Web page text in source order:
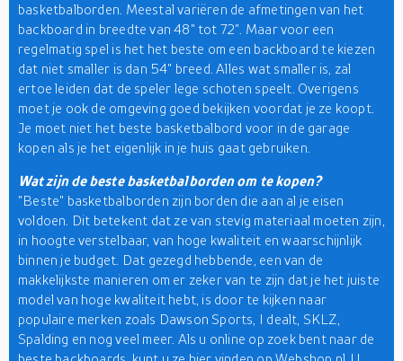
basketbalborden. Meestal variëren de afmetingen van het
backboard in breedte van 48" tot 72". Maar voor een
regelmatig spel is het het beste om een backboard te kiezen
dat niet smaller is dan 54" breed. Alles wat smaller is, zal
ertoe leiden dat de speler lege schoten speelt. Overigens
moet je ook de omgeving goed bekijken voordat je ze koopt.
Je moet niet het beste basketbalbord voor in de garage
kopen als je het eigenlijk in je huis gaat gebruiken.
Wat zijn de beste basketbalborden om te kopen?
"Beste" basketbalborden zijn borden die aan al je eisen
voldoen. Dit betekent dat ze van stevig materiaal moeten zijn,
in hoogte verstelbaar, van hoge kwaliteit en waarschijnlijk
binnen je budget. Dat gezegd hebbende, een van de
makkelijkste manieren om er zeker van te zijn dat je het juiste
model van hoge kwaliteit hebt, is door te kijken naar
populaire merken zoals Dawson Sports, I dealt, SKLZ,
Spalding en nog veel meer. Als u online op zoek bent naar de